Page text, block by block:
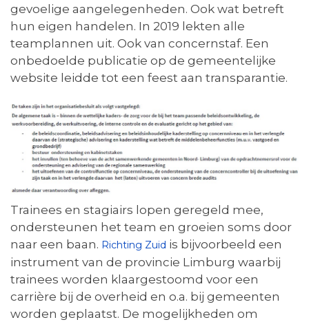
gevoelige aangelegenheden. Ook wat betreft
hun eigen handelen. In 2019 lekten alle
teamplannen uit. Ook van concernstaf. Een
onbedoelde publicatie op de gemeentelijke
website leidde tot een feest aan transparantie.
Trainees en stagiairs lopen geregeld mee,
ondersteunen het team en groeien soms door
naar een baan. Richting Zuid is bijvoorbeeld een
instrument van de provincie Limburg waarbij
trainees worden klaargestoomd voor een
carrière bij de overheid en o.a. bij gemeenten
worden geplaatst. De mogelijkheden om